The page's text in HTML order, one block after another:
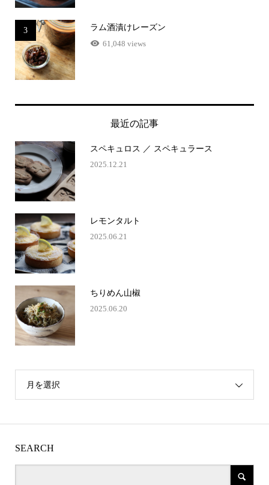
3
ラム酒漬けレーズン
61,048 views
最近の記事
スペキュロス ／ スペキュラース
2025.12.21
レモンタルト
2025.06.21
ちりめん山椒
2025.06.20
月を選択
SEARCH